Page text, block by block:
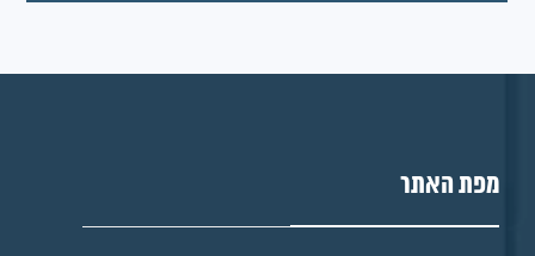
מפת האתר